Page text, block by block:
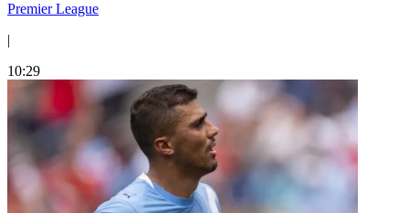
Premier League
|
10:29